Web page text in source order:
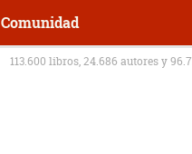
Comunidad
113.600 libros, 24.686 autores y